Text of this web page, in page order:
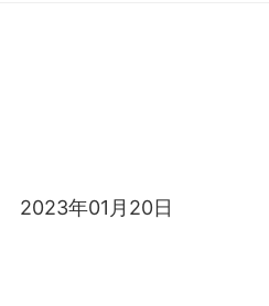
2023年01月20日